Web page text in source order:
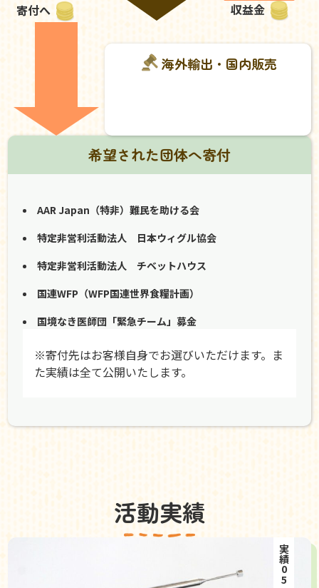
寄付へ
収益金
海外輸出・国内販売
希望された団体へ寄付
AAR Japan（特非）難民を助ける会
特定非営利活動法人 日本ウィグル協会
特定非営利活動法人 チベットハウス
国連WFP（WFP国連世界食糧計画）
国境なき医師団「緊急チーム」募金
※寄付先はお客様自身でお選びいただけます。ま
た実績は全て公開いたします。
活動実績
実績05